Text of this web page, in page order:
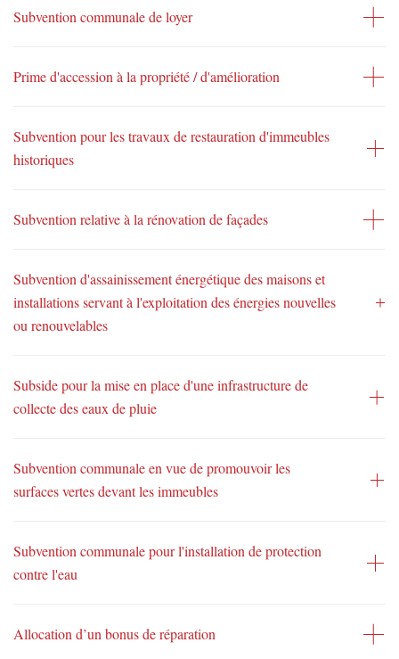
Subvention communale de loyer
Prime d'accession à la propriété / d'amélioration
Subvention pour les travaux de restauration d'immeubles
historiques
Subvention relative à la rénovation de façades
Subvention d'assainissement énergétique des maisons et
installations servant à l'exploitation des énergies nouvelles
ou renouvelables
Subside pour la mise en place d'une infrastructure de
collecte des eaux de pluie
Subvention communale en vue de promouvoir les
surfaces vertes devant les immeubles
Subvention communale pour l'installation de protection
contre l'eau
Allocation d’un bonus de réparation